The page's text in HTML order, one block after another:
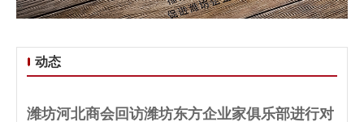
动态
潍坊河北商会回访潍坊东方企业家俱乐部进行对